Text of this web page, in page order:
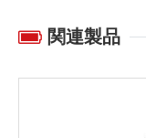
関連製品